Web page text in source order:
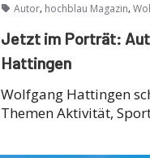
Autor, hochblau Magazin,
Jetzt im Porträt:
Hattingen
Wolfgang Hattingen
Themen Aktivität,